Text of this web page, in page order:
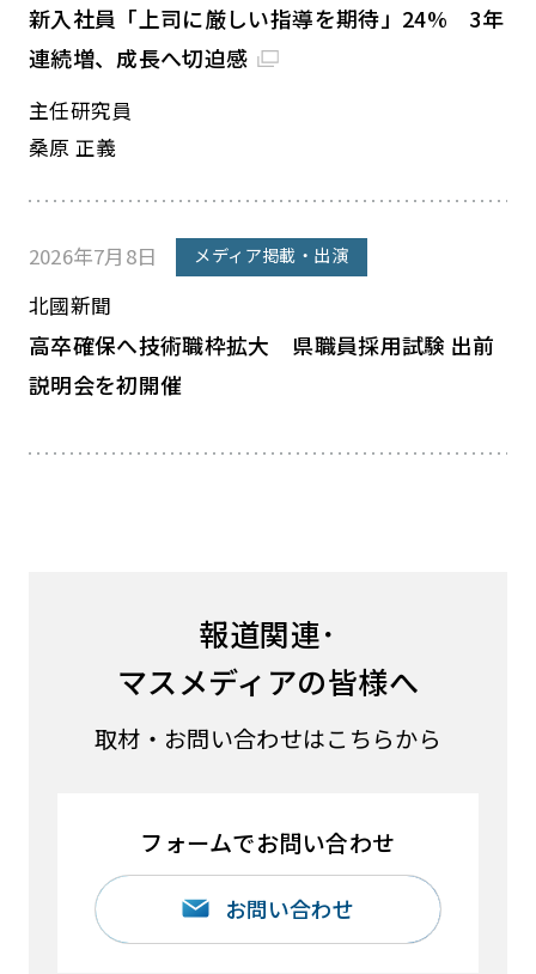
新入社員「上司に厳しい指導を期待」24% 3年
連続増、成長へ切迫感
主任研究員
桑原 正義
2026年7月8日 メディア掲載・出演
北國新聞
高卒確保へ技術職枠拡大 県職員採用試験 出前
説明会を初開催
報道関連･
マスメディアの皆様へ
取材・お問い合わせはこちらから
フォームでお問い合わせ
お問い合わせ